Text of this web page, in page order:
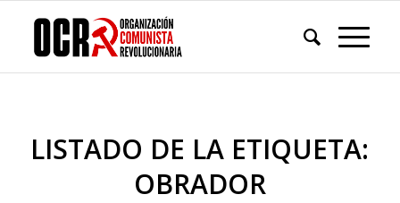
LISTADO DE LA ETIQUETA:
OBRADOR